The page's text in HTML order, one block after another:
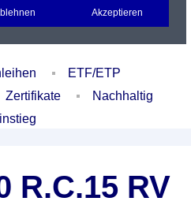
Portfolio Login
ETF/ETP
Zertifikate
Nachhaltig
R.C.15 RV
Akzeptieren